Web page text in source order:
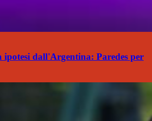
ipotesi dall'Argentina: Paredes per